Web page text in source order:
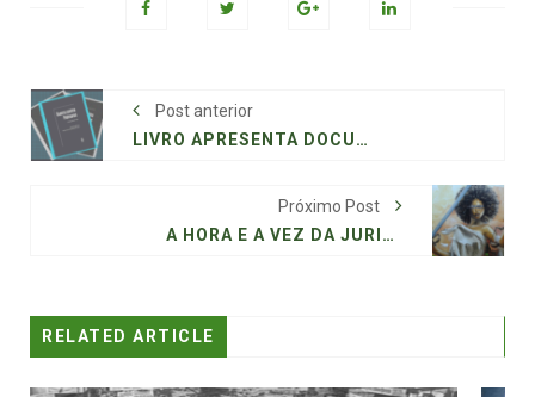
Post anterior
LIVRO APRESENTA DOCUMENTOS INÉDITOS SOBRE PALMARES
Próximo Post
A HORA E A VEZ DA JURISTA NEGRA OU INDÍGENA E ANTIRRACISTA NO STF
RELATED ARTICLE